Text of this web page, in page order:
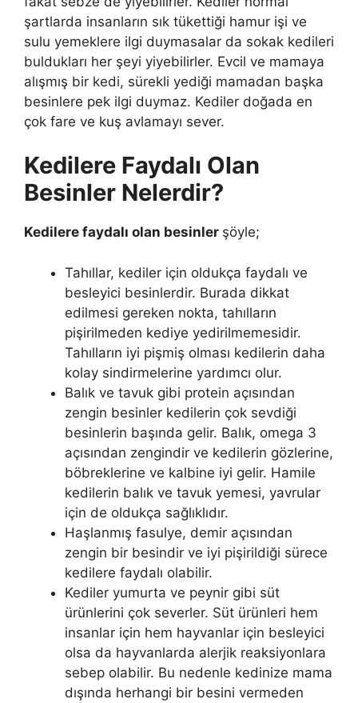
şartlarda insanların sık tükettiği hamur işi ve
sulu yemeklere ilgi duymasalar da sokak kedileri
buldukları her şeyi yiyebilirler. Evcil ve mamaya
alışmış bir kedi, sürekli yediği mamadan başka
besinlere pek ilgi duymaz. Kediler doğada en
çok fare ve kuş avlamayı sever.
Kedilere Faydalı Olan
Besinler Nelerdir?
Kedilere faydalı olan besinler şöyle;
Tahıllar, kediler için oldukça faydalı ve
besleyici besinlerdir. Burada dikkat
edilmesi gereken nokta, tahılların
pişirilmeden kediye yedirilmemesidir.
Tahılların iyi pişmiş olması kedilerin daha
kolay sindirmelerine yardımcı olur.
Balık ve tavuk gibi protein açısından
zengin besinler kedilerin çok sevdiği
besinlerin başında gelir. Balık, omega 3
açısından zengindir ve kedilerin gözlerine,
böbreklerine ve kalbine iyi gelir. Hamile
kedilerin balık ve tavuk yemesi, yavrular
için de oldukça sağlıklıdır.
Haşlanmış fasulye, demir açısından
zengin bir besindir ve iyi pişirildiği sürece
kedilere faydalı olabilir.
Kediler yumurta ve peynir gibi süt
ürünlerini çok severler. Süt ürünleri hem
insanlar için hem hayvanlar için besleyici
olsa da hayvanlarda alerjik reaksiyonlara
sebep olabilir. Bu nedenle kedinize mama
dışında herhangi bir besini vermeden